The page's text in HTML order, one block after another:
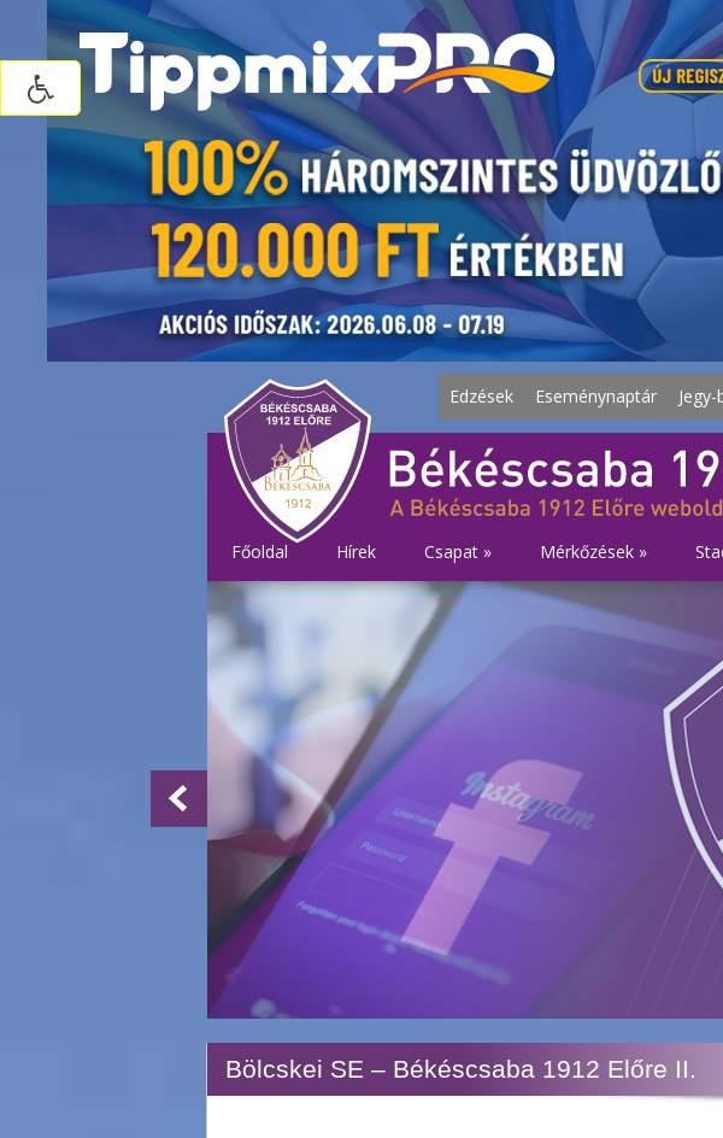
Edzések Eseménynaptár
Főoldal Hírek Csapat » Mérkőzések »
Bölcskei SE – Békéscsaba 1912 Előre II.